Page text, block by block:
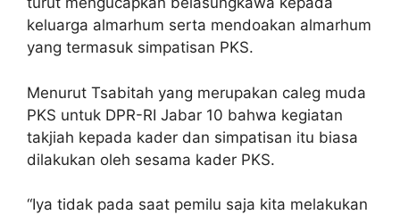
keluarga almarhum serta mendoakan almarhum
yang termasuk simpatisan PKS.
Menurut Tsabitah yang merupakan caleg muda
PKS untuk DPR-RI Jabar 10 bahwa kegiatan
takjiah kepada kader dan simpatisan itu biasa
dilakukan oleh sesama kader PKS.
“Iya tidak pada saat pemilu saja kita melakukan